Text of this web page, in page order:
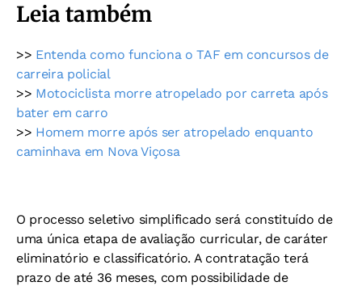
Leia também
>> Entenda como funciona o TAF em concursos de
carreira policial
>> Motociclista morre atropelado por carreta após
bater em carro
>> Homem morre após ser atropelado enquanto
caminhava em Nova Viçosa
O processo seletivo simplificado será constituído de
uma única etapa de avaliação curricular, de caráter
eliminatório e classificatório. A contratação terá
prazo de até 36 meses, com possibilidade de